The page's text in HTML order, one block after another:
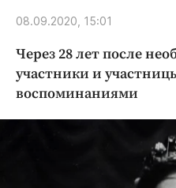
Благоустройство
Культура
Недвижимость и
08.09.2020, 15:01
Через 28 лет после
участники и
воспоминаниями